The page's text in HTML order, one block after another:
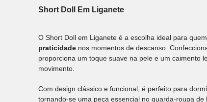
Short Doll Em Liganete
O Short Doll em Liganete é a escolha ideal para
praticidade nos momentos de descanso.
proporciona um toque suave na pele e um caimento
movimento.
Com design clássico e funcional, é perfeito para
tornando-se uma peça essencial no guarda-roupa de